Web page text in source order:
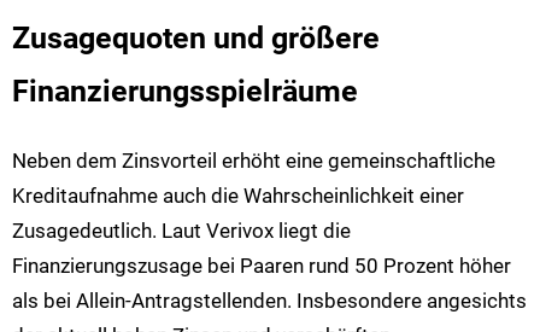
Zusagequoten und größere
Finanzierungsspielräume
Neben dem Zinsvorteil erhöht eine gemeinschaftliche
Kreditaufnahme auch die Wahrscheinlichkeit einer
Zusagedeutlich. Laut Verivox liegt die
Finanzierungszusage bei Paaren rund 50 Prozent höher
als bei Allein-Antragstellenden. Insbesondere angesichts